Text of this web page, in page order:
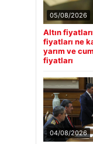
05/08/2026
Altın
fiyatları ne
yarım ve
fiyatları
04/08/2026